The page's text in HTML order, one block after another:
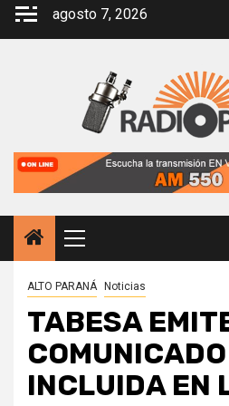
Saltar
agosto 7, 2026
Menú
principal
ALTO PARANÁ Noticias
TABESA
INCLUIDA EN